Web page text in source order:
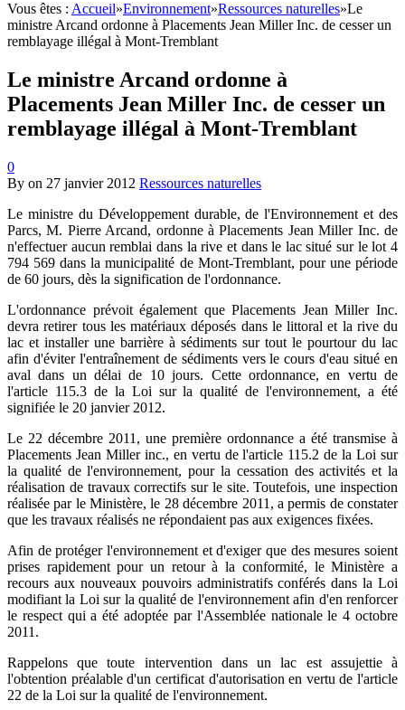
Vous êtes : Accueil»Environnement»Ressources naturelles»Le
ministre Arcand ordonne à Placements Jean Miller Inc. de cesser un
remblayage illégal à Mont-Tremblant
Le ministre Arcand ordonne à
Placements Jean Miller Inc. de cesser un
remblayage illégal à Mont-Tremblant
0
By on 27 janvier 2012 Ressources naturelles
Le ministre du Développement durable, de l'Environnement et des
Parcs, M. Pierre Arcand, ordonne à Placements Jean Miller Inc. de
n'effectuer aucun remblai dans la rive et dans le lac situé sur le lot 4
794 569 dans la municipalité de Mont-Tremblant, pour une période
de 60 jours, dès la signification de l'ordonnance.
L'ordonnance prévoit également que Placements Jean Miller Inc.
devra retirer tous les matériaux déposés dans le littoral et la rive du
lac et installer une barrière à sédiments sur tout le pourtour du lac
afin d'éviter l'entraînement de sédiments vers le cours d'eau situé en
aval dans un délai de 10 jours. Cette ordonnance, en vertu de
l'article 115.3 de la Loi sur la qualité de l'environnement, a été
signifiée le 20 janvier 2012.
Le 22 décembre 2011, une première ordonnance a été transmise à
Placements Jean Miller inc., en vertu de l'article 115.2 de la Loi sur
la qualité de l'environnement, pour la cessation des activités et la
réalisation de travaux correctifs sur le site. Toutefois, une inspection
réalisée par le Ministère, le 28 décembre 2011, a permis de constater
que les travaux réalisés ne répondaient pas aux exigences fixées.
Afin de protéger l'environnement et d'exiger que des mesures soient
prises rapidement pour un retour à la conformité, le Ministère a
recours aux nouveaux pouvoirs administratifs conférés dans la Loi
modifiant la Loi sur la qualité de l'environnement afin d'en renforcer
le respect qui a été adoptée par l'Assemblée nationale le 4 octobre
2011.
Rappelons que toute intervention dans un lac est assujettie à
l'obtention préalable d'un certificat d'autorisation en vertu de l'article
22 de la Loi sur la qualité de l'environnement.